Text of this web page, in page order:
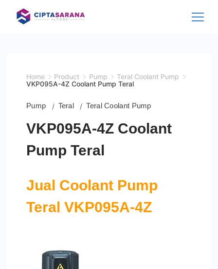
content
Home Product Pump
Teral Coolant Pump
VKP095A-4Z Coolant Pump Teral
Pump Teral Teral Coolant Pump
VKP095A-4Z Coolant
Pump Teral
Jual Coolant Pump
Teral VKP095A-4Z